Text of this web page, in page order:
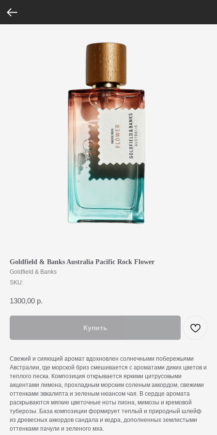
Goldfield & Banks Australia Pacific Rock Flower
Goldfield & Banks
SKU:
1300,00 р.
Купить
Свежий и сияющий аромат вдохновлен солнечными побережьями
Австралии, где морской бриз смешивается с ароматами диких цветов и
теплого песка. Композиция открывается яркими цитрусовыми
акцентами лимона, прохладным морским соленым аккордом, свежими
оттенками эвкалипта и зеленым нюансом чая. В сердце аромата
раскрываются мягкие цветочные ноты пионa, мимозы и кремовой
туберозы. База композиции формирует теплый и природный шлейф
из древесных аккордов сандала и кедра, дополненных землистыми
оттенками пачули и зеленого мха.